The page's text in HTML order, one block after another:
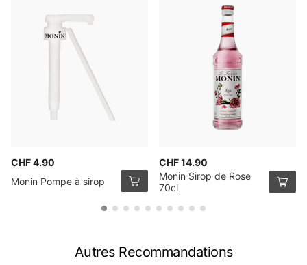
CHF 4.90
Monin Pompe à sirop
CHF 14.90
Monin Sirop de Rose
70cl
Autres Recommandations